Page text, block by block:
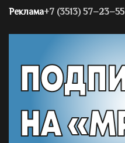
Реклама+7 (3513) 57–23–55